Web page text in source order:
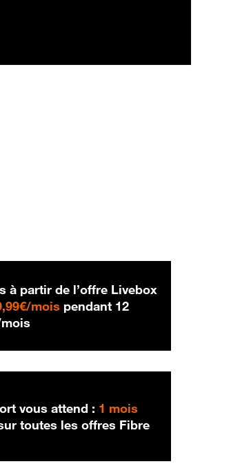
à partir de l’offre Livebox
mois 29,99 € par mois
pendant 12
vous attend : 1 mois
toutes les offres Fibre